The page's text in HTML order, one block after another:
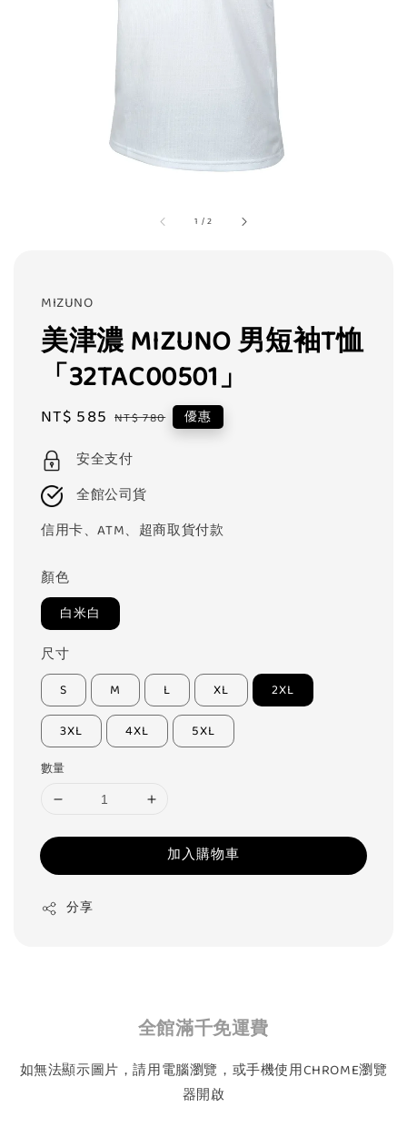
1 /2
MIZUNO
美津濃 MIZUNO 男短袖T恤
「32TAC00501」
Sale
NT$ 585 Regular
NT$ 780 優惠
安全支付
全館公司貨
信用卡、ATM、超商取貨付款
顏色
白米白
尺寸
S M L XL 2XL
3XL 4XL 5XL
數量
加入購物車
分享
全館滿千免運費
如無法顯示圖片，請用電腦瀏覽，或手機使用CHROME瀏覽
器開啟